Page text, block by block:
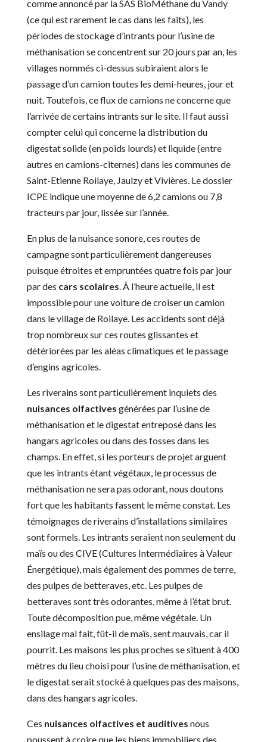
comme annoncé par la SAS BioMéthane du Vandy
(ce qui est rarement le cas dans les faits), les
périodes de stockage d’intrants pour l’usine de
méthanisation se concentrent sur 20 jours par an, les
villages nommés ci-dessus subiraient alors le
passage d’un camion toutes les demi-heures, jour et
nuit. Toutefois, ce flux de camions ne concerne que
l’arrivée de certains intrants sur le site. Il faut aussi
compter celui qui concerne la distribution du
digestat solide (en poids lourds) et liquide (entre
autres en camions-citernes) dans les communes de
Saint-Etienne Roilaye, Jaulzy et Vivières. Le dossier
ICPE indique une moyenne de 6,2 camions ou 7,8
tracteurs par jour, lissée sur l’année.
En plus de la nuisance sonore, ces routes de
campagne sont particulièrement dangereuses
puisque étroites et empruntées quatre fois par jour
par des cars scolaires . À l’heure actuelle, il est
impossible pour une voiture de croiser un camion
dans le village de Roilaye. Les accidents sont déjà
trop nombreux sur ces routes glissantes et
détériorées par les aléas climatiques et le passage
d’engins agricoles.
Les riverains sont particulièrement inquiets des
nuisances olfactives générées par l’usine de
méthanisation et le digestat entreposé dans les
hangars agricoles ou dans des fosses dans les
champs. En effet, si les porteurs de projet arguent
que les intrants étant végétaux, le processus de
méthanisation ne sera pas odorant, nous doutons
fort que les habitants fassent le même constat. Les
témoignages de riverains d’installations similaires
sont formels. Les intrants seraient non seulement du
maïs ou des CIVE (Cultures Intermédiaires à Valeur
Énergétique), mais également des pommes de terre,
des pulpes de betteraves, etc. Les pulpes de
betteraves sont très odorantes, même à l’état brut.
Toute décomposition pue, même végétale. Un
ensilage mal fait, fût-il de maïs, sent mauvais, car il
pourrit. Les maisons les plus proches se situent à 400
mètres du lieu choisi pour l’usine de méthanisation, et
le digestat serait stocké à quelques pas des maisons,
dans des hangars agricoles.
Ces nuisances olfactives et auditives nous
poussent à croire que les biens immobiliers des